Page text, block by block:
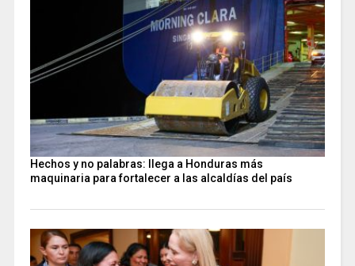
Hechos y no palabras: llega a Honduras más
maquinaria para fortalecer a las alcaldías del país